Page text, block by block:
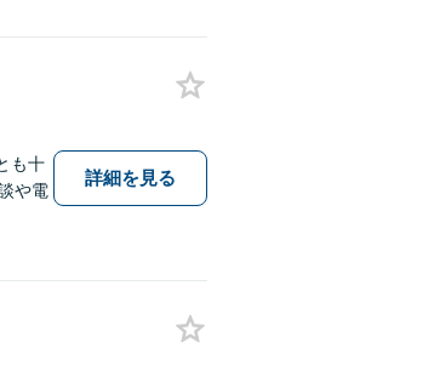
も十
や電
詳細を見る